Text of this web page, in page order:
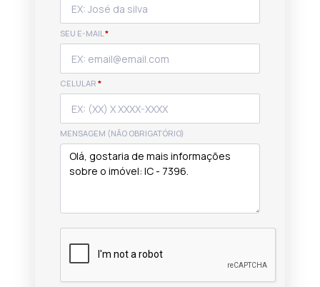
SEU E-MAIL*
CELULAR *
MENSAGEM (NÃO OBRIGATÓRIO)